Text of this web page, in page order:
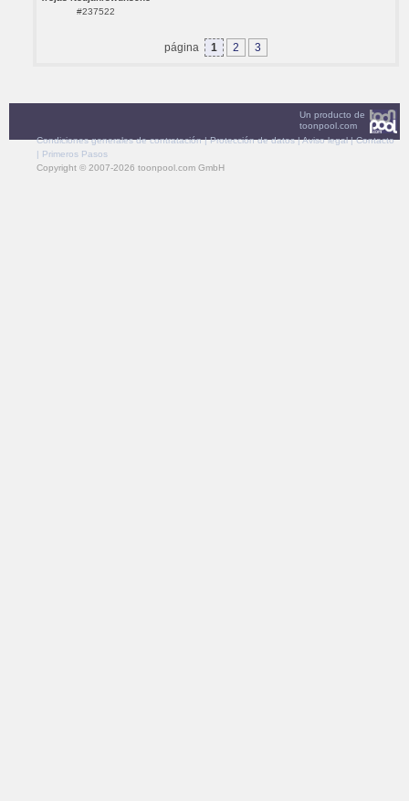
#237522
página 1 2 3
Un producto de
toonpool.com
Condiciones generales de contratación|Protección de datos|Aviso legal|Contacto
| Primeros Pasos
Copyright © 2007-2026 toonpool.com GmbH